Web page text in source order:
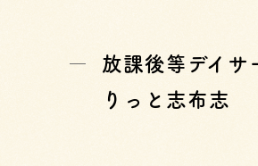
放課後等デイサ
りっと志布志